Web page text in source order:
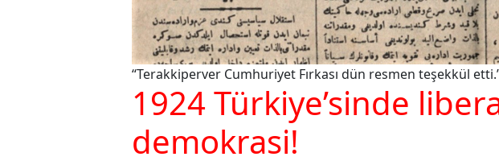
“Terakkiperver Cumhuriyet Fırkası dün resmen teşekkül
1924 Türkiye’sinde
demokrasi!